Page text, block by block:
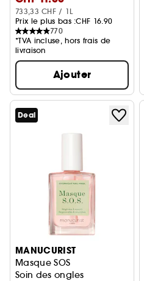
733,33 CHF / 1L
Prix le plus bas :CHF 16.90
770
*TVA incluse, hors frais de
livraison
Ajouter
Deal
MANUCURIST
Masque SOS
Soin des ongles